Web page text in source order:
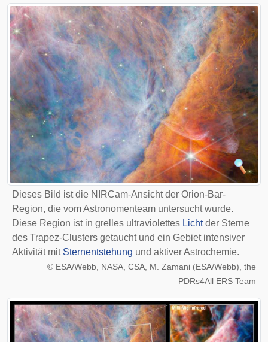
Dieses Bild ist die NIRCam-Ansicht der Orion-Bar-
Region, die vom Astronomenteam untersucht wurde.
Diese Region ist in grelles ultraviolettes Lichtder Sterne
des Trapez-Clusters getaucht und ein Gebiet intensiver
Aktivität mit Sternentstehung und aktiver Astrochemie.
© ESA/Webb, NASA, CSA, M. Zamani (ESA/Webb), the
PDRs4All ERS Team